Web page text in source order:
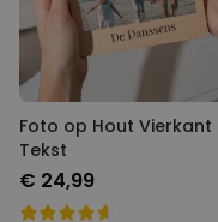
Foto op Hout Vierkant
Tekst
€ 24,99